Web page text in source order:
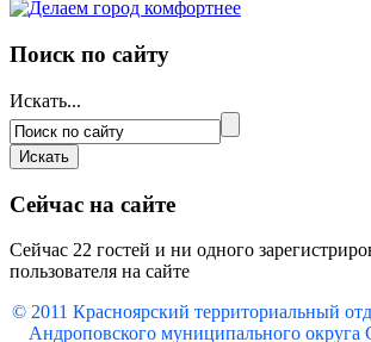
Поиск по сайту
Искать...
Сейчас на сайте
Сейчас 22 гостей и ни одного
пользователя на сайте
© 2011 Красноярский территориальный
Андроповского муниципального округа